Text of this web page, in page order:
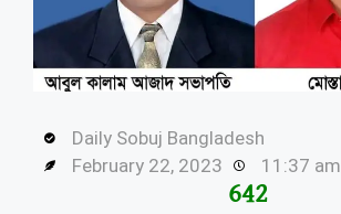
Daily Sobuj Bangladesh
February 22, 2023
11:37 am
644